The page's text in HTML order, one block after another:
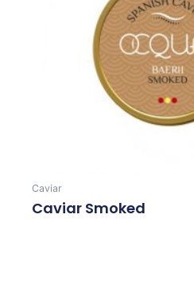
Caviar
Caviar Smoked